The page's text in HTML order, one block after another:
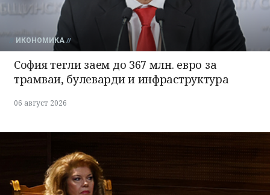
ИКОНОМИКА
София тегли заем до 367 млн. евро за
трамваи, булеварди и инфраструктура
06 август 2026